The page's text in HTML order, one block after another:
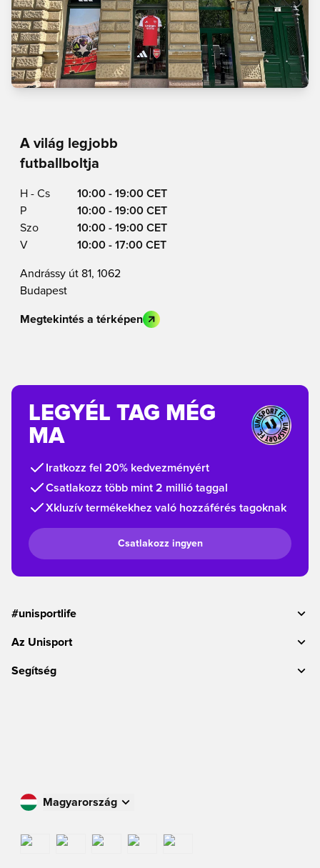
A világ legjobb
futballboltja
H - Cs
10:00 - 19:00 CET
P
10:00 - 19:00 CET
Szo
10:00 - 19:00 CET
V
10:00 - 17:00 CET
Andrássy út 81, 1062
Budapest
Megtekintés a térképen
LEGYÉL TAG MÉG
MA
Iratkozz fel 20% kedvezményért
Csatlakozz több mint 2 millió taggal
Xkluzív termékekhez való hozzáférés tagoknak
Csatlakozz ingyen
#unisportlife
Az Unisport
Segítség
Magyarország